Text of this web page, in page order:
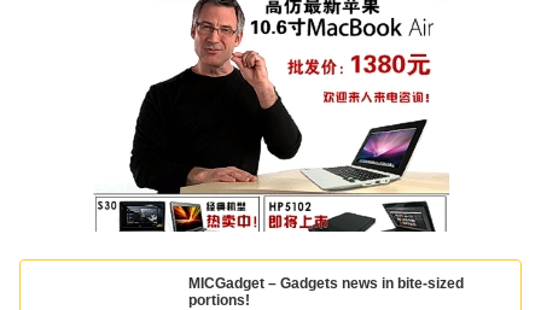
MICGadget – Gadgets news in bite-sized
portions!